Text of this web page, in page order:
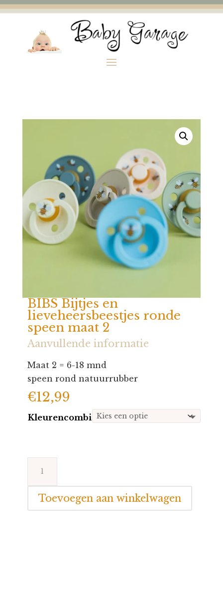
BIBS Bijtjes en
lieveheersbeestjes ronde
speen maat 2
Aanvullende informatie
Maat 2 = 6-18 mnd
speen rond natuurrubber
€12,99
Kleurencombi
Bijtjes
lieveheersbeestjes
Toevoegen aan winkelwagen